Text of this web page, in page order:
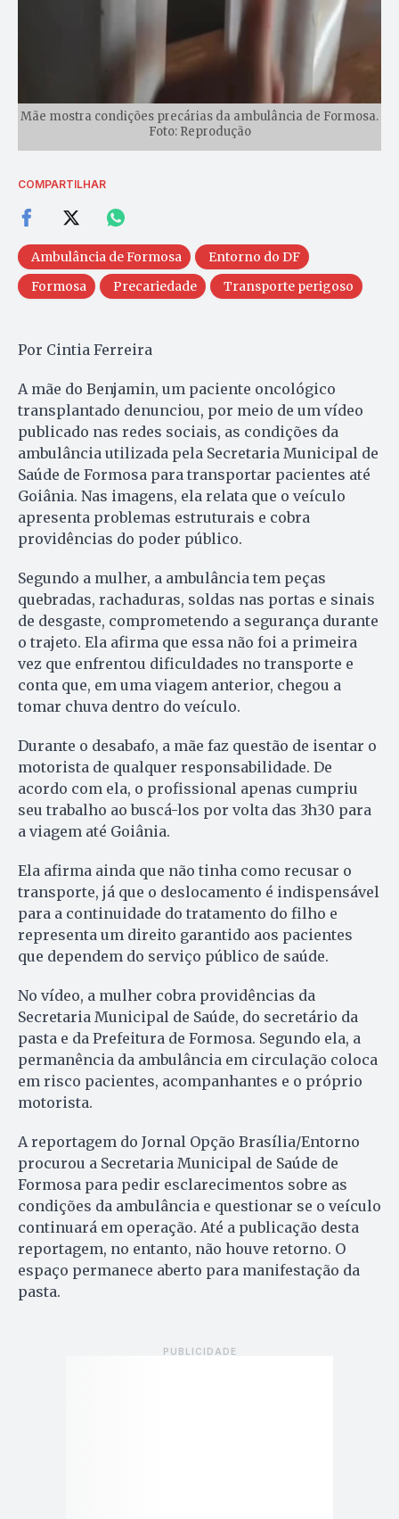
Mãe mostra condições precárias da ambulância de Formosa.
Foto: Reprodução
COMPARTILHAR
Ambulância de Formosa
Entorno do DF
Formosa
Precariedade Transporte perigoso
Por Cintia Ferreira
A mãe do Benjamin, um paciente oncológico
transplantado denunciou, por meio de um vídeo
publicado nas redes sociais, as condições da
ambulância utilizada pela Secretaria Municipal de
Saúde de Formosa para transportar pacientes até
Goiânia. Nas imagens, ela relata que o veículo
apresenta problemas estruturais e cobra
providências do poder público.
Segundo a mulher, a ambulância tem peças
quebradas, rachaduras, soldas nas portas e sinais
de desgaste, comprometendo a segurança durante
o trajeto. Ela afirma que essa não foi a primeira
vez que enfrentou dificuldades no transporte e
conta que, em uma viagem anterior, chegou a
tomar chuva dentro do veículo.
Durante o desabafo, a mãe faz questão de isentar o
motorista de qualquer responsabilidade. De
acordo com ela, o profissional apenas cumpriu
seu trabalho ao buscá-los por volta das 3h30 para
a viagem até Goiânia.
Ela afirma ainda que não tinha como recusar o
transporte, já que o deslocamento é indispensável
para a continuidade do tratamento do filho e
representa um direito garantido aos pacientes
que dependem do serviço público de saúde.
No vídeo, a mulher cobra providências da
Secretaria Municipal de Saúde, do secretário da
pasta e da Prefeitura de Formosa. Segundo ela, a
permanência da ambulância em circulação coloca
em risco pacientes, acompanhantes e o próprio
motorista.
A reportagem do Jornal Opção Brasília/Entorno
procurou a Secretaria Municipal de Saúde de
Formosa para pedir esclarecimentos sobre as
condições da ambulância e questionar se o veículo
continuará em operação. Até a publicação desta
reportagem, no entanto, não houve retorno. O
espaço permanece aberto para manifestação da
pasta.